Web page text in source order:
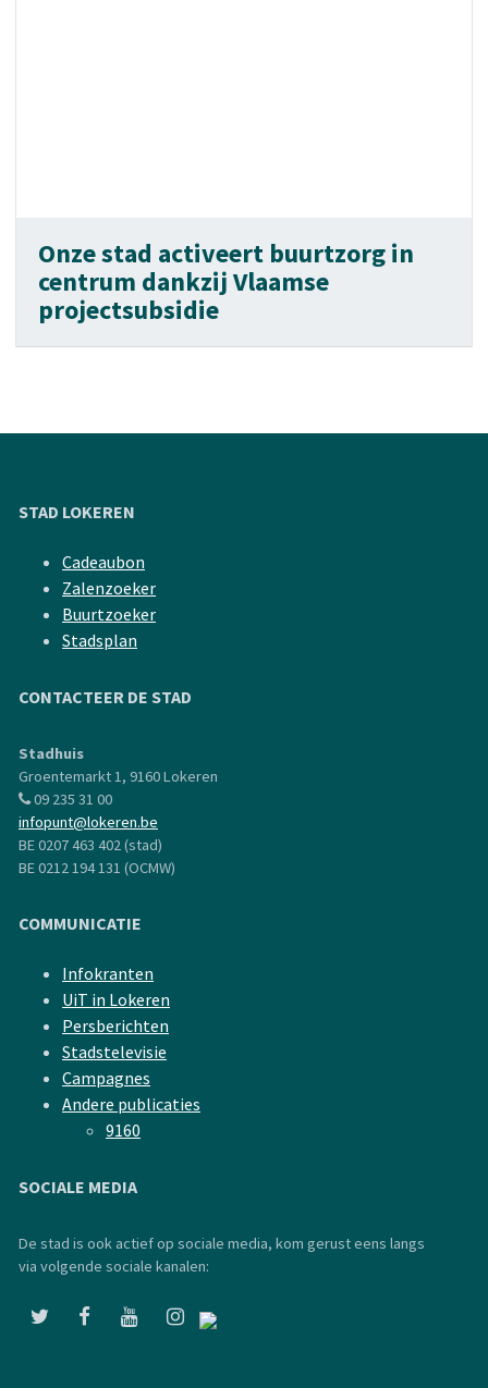
Onze stad activeert buurtzorg in
centrum dankzij Vlaamse
projectsubsidie
STAD LOKEREN
Cadeaubon
Zalenzoeker
Buurtzoeker
Stadsplan
CONTACTEER DE STAD
Stadhuis
Groentemarkt 1, 9160 Lokeren
09 235 31 00
infopunt@lokeren.be
BE 0207 463 402 (stad)
BE 0212 194 131 (OCMW)
COMMUNICATIE
Infokranten
UiT in Lokeren
Persberichten
Stadstelevisie
Campagnes
Andere publicaties
9160
SOCIALE MEDIA
De stad is ook actief op sociale media, kom gerust eens langs
via volgende sociale kanalen: